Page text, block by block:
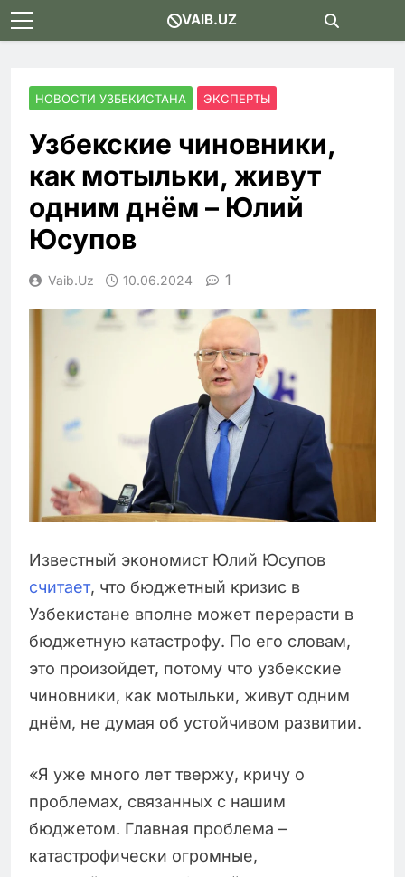
Skip
to
VAIB.UZ
НОВОСТИ УЗБЕКИСТАНА ЭКСПЕРТЫ
Узбекские чиновники,
как мотыльки, живут
одним днём – Юлий
Юсупов
Vaib.uz 10.06.2024 1
Известный экономист Юлий Юсупов
считает, что бюджетный кризис в
Узбекистане вполне может перерасти в
бюджетную катастрофу. По его словам,
это произойдет, потому что узбекские
чиновники, как мотыльки, живут одним
днём, не думая об устойчивом развитии.
«Я уже много лет твержу, кричу о
проблемах, связанных с нашим
бюджетом. Главная проблема –
катастрофически огромные,